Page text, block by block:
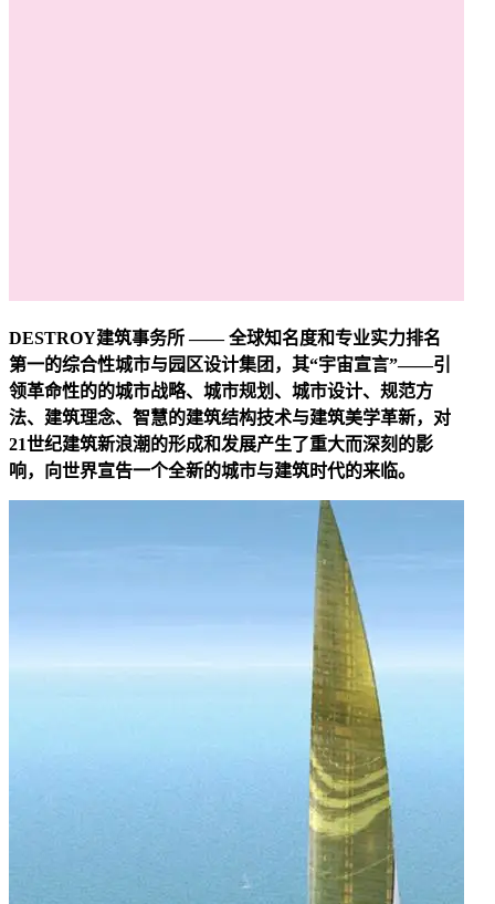
DESTROY建筑事务所 —— 全球知名度和专业实力排名
第一的综合性城市与园区设计集团，其“宇宙宣言”——引
领革命性的的城市战略、城市规划、城市设计、规范方
法、建筑理念、智慧的建筑结构技术与建筑美学革新，对
21世纪建筑新浪潮的形成和发展产生了重大而深刻的影
响，向世界宣告一个全新的城市与建筑时代的来临。